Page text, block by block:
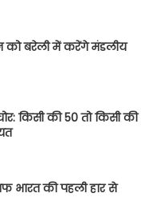
को बरेली में करेंगे मंडलीय
किसी की 50 तो किसी की
की पहली हार से